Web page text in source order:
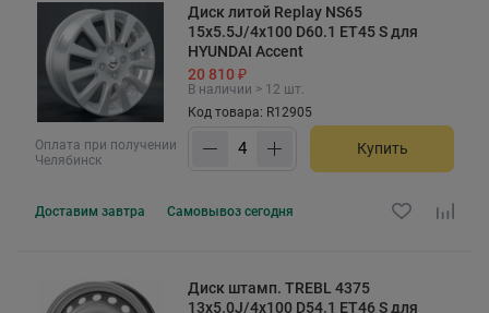
Оплата при получении
Челябинск
Диск литой Replay NS65
15x5.5J/4x100 D60.1 ET45 S для
HYUNDAI Accent
20 810 ₽
В наличии > 12 шт.
Код товара: R12905
Купить
Доставим завтра Самовывоз сегодня
Диск штамп. TREBL 4375
13x5.0J/4x100 D54.1 ET46 S для